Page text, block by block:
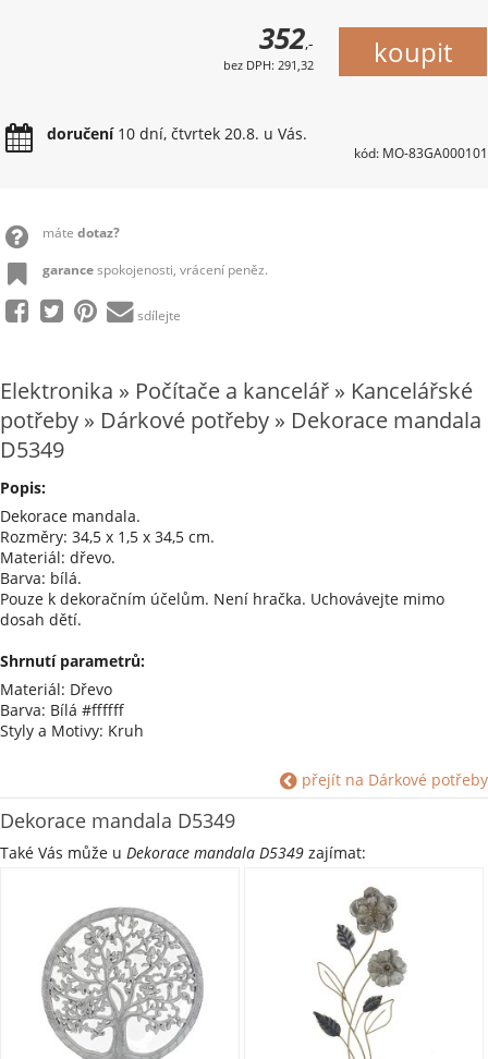
352,-
bez DPH: 291,32
doručení10 dní, čtvrtek 20.8. u Vás.
kód: MO-83GA000101
máte dotaz?
garancespokojenosti, vrácení peněz.
sdílejte
Elektronika » Počítače a kancelář » Kancelářské
potřeby » Dárkové potřeby » Dekorace mandala
D5349
Popis:
Dekorace mandala.
Rozměry: 34,5 x 1,5 x 34,5 cm.
Materiál: dřevo.
Barva: bílá.
Pouze k dekoračním účelům. Není hračka. Uchovávejte mimo
dosah dětí.
Shrnutí parametrů:
Materiál: Dřevo
Barva: Bílá #ffffff
Styly a Motivy: Kruh
přejít na Dárkové potřeby
Dekorace mandala D5349
Také Vás může u Dekorace mandala D5349 zajímat: